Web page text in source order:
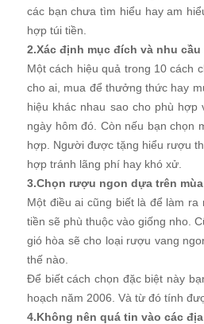
các bạn chưa tìm hiểu hay am
hợp túi tiền.
2.Xác định mục đích và nhu
Một cách hiệu quả trong 10 cách
cho ai, mua để thưởng thức hay
hiệu khác nhau sao cho phù
ngày hôm đó. Còn nếu bạn chọn
hợp. Người được tặng hiểu rượu
hợp tránh lãng phí hay khó xử.
3.Chọn rượu ngon dựa trên
Một điều ai cũng biết là để làm
tiền sẽ phù thuộc vào giống nho.
gió hòa sẽ cho loại rượu vang
thế nào.
Để biết cách chọn đặc biệt này
hoạch năm 2006. Và từ đó tính
4.Không nên quá tin vào các